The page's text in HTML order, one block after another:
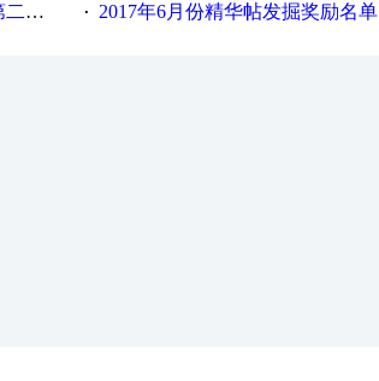
！ · 2017年6月份精华帖发掘奖励名单